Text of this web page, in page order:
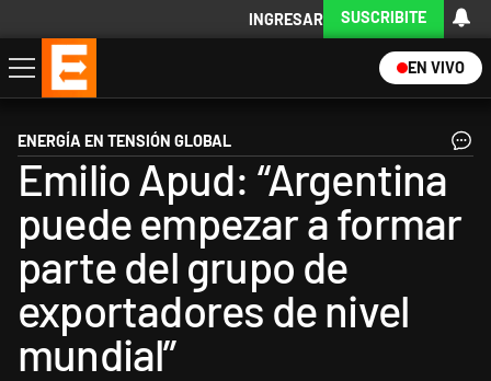
INGRESAR SUSCRIBITE
EN VIVO
Economía
Política
Internacional
Actualidad
Descargá la App
ENERGÍA EN TENSIÓN GLOBAL
Emilio Apud: “Argentina
puede empezar a formar
parte del grupo de
exportadores de nivel
mundial”